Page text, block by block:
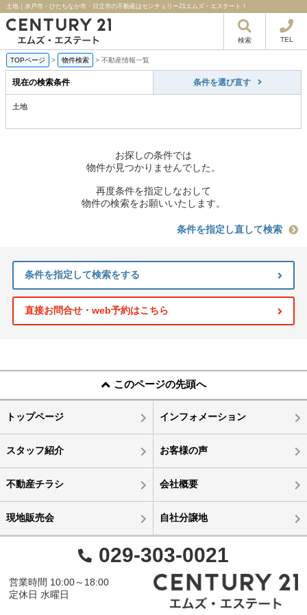
土地｜水戸市・ひたちなか市・日立市の不動産はセンチュリー21エムズ・エステート！
検索 TEL
TOPページ > 物件検索 > 不動産情報一覧
現在の検索条件 条件を選び直す
土地
お探しの条件では
物件が見つかりませんでした。
再度条件を指定しなおして
物件の検索をお願いいたします。
条件を指定し直して検索
条件を指定して検索をする
直接お問合せ・web予約はこちら
このページの先頭へ
トップページ インフォメーション
スタッフ紹介 お客様の声
不動産チラシ 会社概要
現地販売会 自社分譲地
029-303-0021
営業時間 10:00～18:00
定休日 水曜日